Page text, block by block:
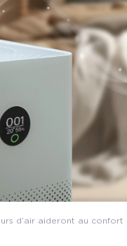
d’air aideront au